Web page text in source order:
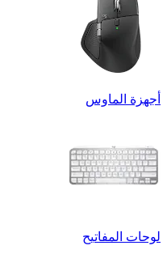
أجهزة الماوس
لوحات المفاتيح